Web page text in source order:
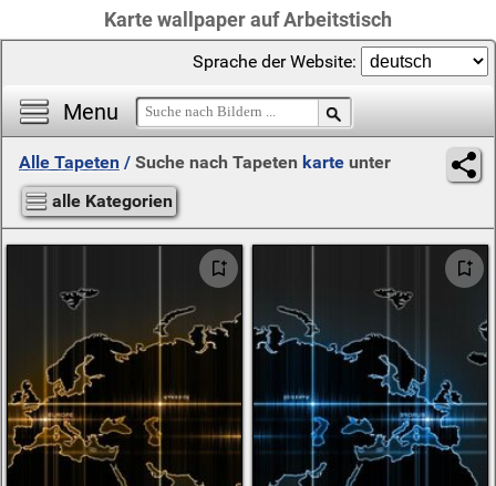
Karte wallpaper auf Arbeitstisch
Menu
Sprache der Website:
Alle Tapeten / Suche nach Tapeten karte unter
alle Kategorien